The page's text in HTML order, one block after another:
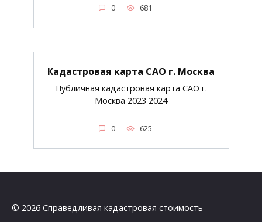
0 681
Кадастровая карта САО г. Москва
Публичная кадастровая карта САО г.
Москва 2023 2024
0 625
© 2026 Справедливая кадастровая стоимость